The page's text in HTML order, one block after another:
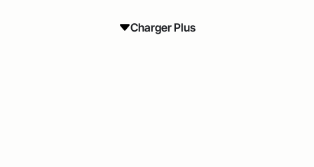
Charger Plus